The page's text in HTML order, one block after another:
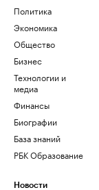
Политика
Экономика
Общество
Бизнес
Технологии и
медиа
Финансы
Биографии
База знаний
РБК Образование
Новости